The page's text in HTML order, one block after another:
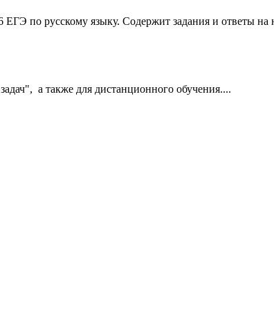
по русскому языку. Содержит задания и ответы
а также для дистанционного обучения....